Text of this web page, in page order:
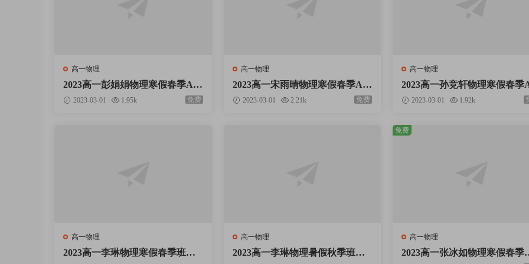
高一物理
2023高一彭娟娟物理寒假春季A
+班网课视频资料百度云网盘下载
2023-03-01 1.95k 免费
高一物理
2023高一宋雨晴物理寒假春季A
+班网课视频资料百度云网盘下载
2023-03-01 2.21k 免费
高一物理
2023高一孙竞轩物理寒假春季
+班网课视频资料百度云网盘
2023-03-01 1.92k
高一物理
2023高一李琳物理寒假春季班全
高一物理
2023高一李琳物理暑假秋季班全
高一物理
2023高一张冰如物理寒假春季
免费